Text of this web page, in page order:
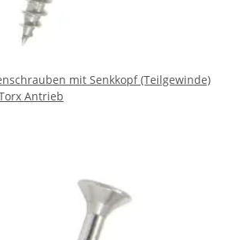
mit Senkkopf (Teilgewinde)
Antrieb